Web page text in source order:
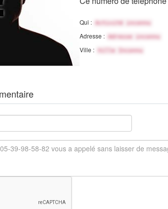
Qui : Activité inconnu
Adresse : Adresse inconnu
Ville : Ville Inconnu